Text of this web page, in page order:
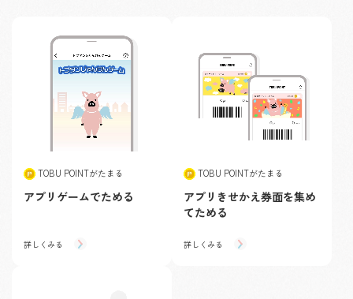
TOBU POINTがたまる
アプリゲームでためる
詳しくみる
TOBU POINTがたまる
アプリきせかえ券面を集め
てためる
詳しくみる